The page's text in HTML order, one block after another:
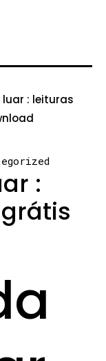
: leituras
: